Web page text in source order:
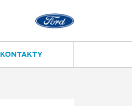
Ostrava - Vítkovice
KONTAKTY